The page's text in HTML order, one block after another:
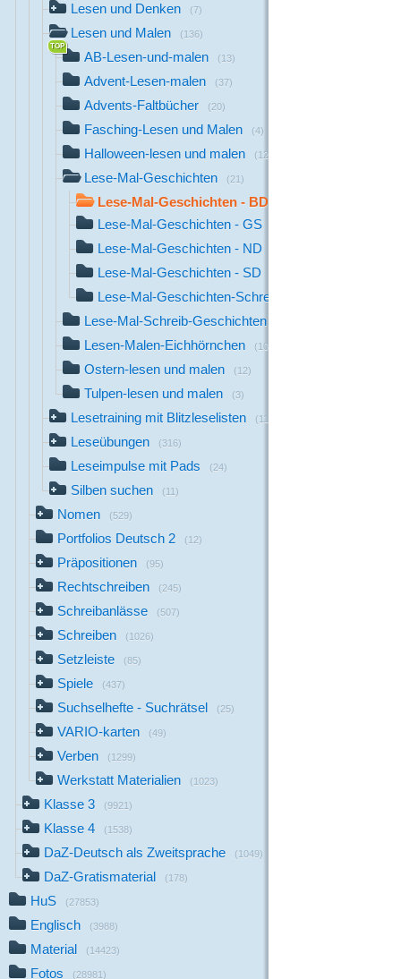
Lesen und Denken (7)
Lesen und Malen (136)
AB-Lesen-und-malen (13)
Advent-Lesen-malen (37)
Advents-Faltbücher (20)
Fasching-Lesen und Malen (4)
Halloween-lesen und malen (12)
Lese-Mal-Geschichten (21)
Lese-Mal-Geschichten - BD
Lese-Mal-Geschichten - GS
Lese-Mal-Geschichten - ND
Lese-Mal-Geschichten - SD
Lese-Mal-Geschichten-Schreibschrift
Lese-Mal-Schreib-Geschichten
Lesen-Malen-Eichhörnchen (10)
Ostern-lesen und malen (12)
Tulpen-lesen und malen (3)
Lesetraining mit Blitzleselisten (119)
Leseübungen (316)
Leseimpulse mit Pads (24)
Silben suchen (11)
Nomen (529)
Portfolios Deutsch 2 (12)
Präpositionen (95)
Rechtschreiben (245)
Schreibanlässe (507)
Schreiben (1026)
Setzleiste (85)
Spiele (437)
Suchselhefte - Suchrätsel (25)
VARIO-karten (49)
Verben (1299)
Werkstatt Materialien (1023)
Klasse 3 (9921)
Klasse 4 (1538)
DaZ-Deutsch als Zweitsprache (1049)
DaZ-Gratismaterial (178)
HuS (27853)
Englisch (3988)
Material (14423)
Fotos (28981)